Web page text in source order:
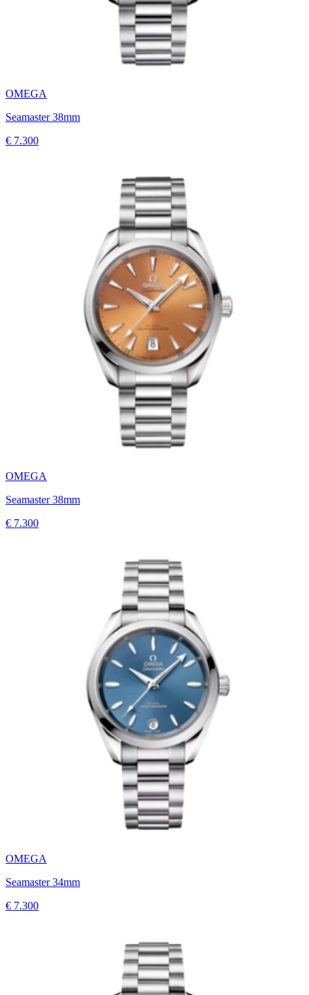
OMEGA
Seamaster 38mm
€ 7.300
OMEGA
Seamaster 38mm
€ 7.300
OMEGA
Seamaster 34mm
€ 7.300